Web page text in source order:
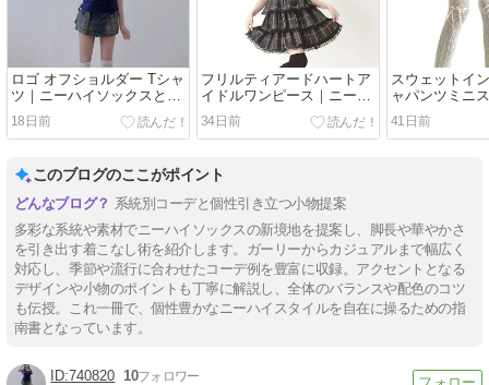
ロゴ オフショルダー Tシャ
ツ｜ニーハイソックスと相
性抜群のY2K・平成ギャ
ル・サブカルストリートコ
ーデ
18日前
フリルティアードハートア
イドルワンピース｜ニーハ
イソックスで完成する量産
型アイドルコーデ
34日前
スウェットイ
ャパンツミニ
ーハイソック
のサブカル＆
41日前
このブログのここがポイント
系統別コーデと個性引き立つ小物提案
多彩な系統や素材でニーハイソックスの新境地を提案し、脚長や華やかさ
を引き出す着こなし術を紹介します。ガーリーからカジュアルまで幅広く
対応し、季節や流行に合わせたコーデ例を豊富に収録。アクセントとなる
デザインや小物のポイントも丁寧に解説し、全体のバランスや配色のコツ
も伝授。これ一冊で、個性豊かなニーハイスタイルを自在に操るための指
南書となっています。
740820 10